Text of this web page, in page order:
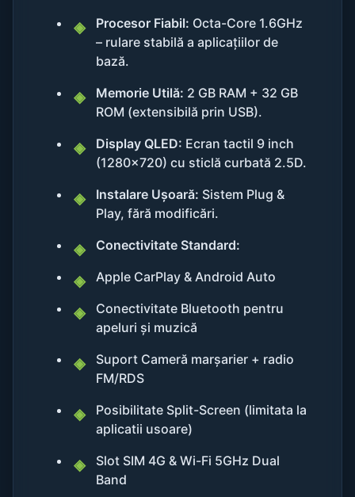
Procesor Fiabil: Octa-Core 1.6GHz
– rulare stabilă a aplicațiilor de
bază.
Memorie Utilă: 2 GB RAM + 32 GB
ROM (extensibilă prin USB).
Display QLED: Ecran tactil 9 inch
(1280x720) cu sticlă curbată 2.5D.
Instalare Ușoară: Sistem Plug &
Play, fără modificări.
Conectivitate Standard:
Apple CarPlay & Android Auto
Conectivitate Bluetooth pentru
apeluri și muzică
Suport Cameră marșarier + radio
FM/RDS
Posibilitate Split-Screen (limitata la
aplicatii usoare)
Slot SIM 4G & Wi-Fi 5GHz Dual
Band